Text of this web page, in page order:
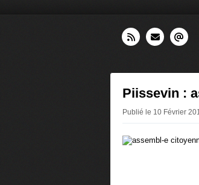
Piissevin :
Publié le 10 Février